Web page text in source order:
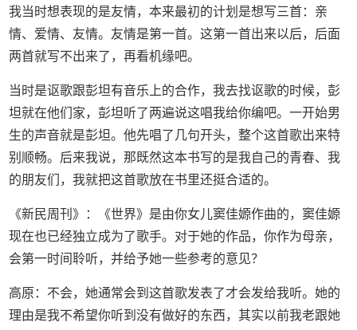
我当时想表现的是友情，本来最初的计划是想写三首：亲
情、爱情、友情。友情是第一首。这第一首出来以后，后面
两首就写不出来了，再看机缘吧。
当时是讴歌跟彭坦有音乐上的合作，我去找讴歌的时候，彭
坦就在他们家，彭坦听了两遍说这唱我给你编吧。一开始男
生的声音就是彭坦。他先唱了几句开头，整个这首歌出来特
别顺畅。后来我说，那既然这本书写的是我自己的青春、我
的朋友们，我就把这首歌放在书里还挺合适的。
《新民周刊》：《世界》是由你女儿窦佳嫄作曲的，窦佳嫄
现在也已经独立成为了歌手。对于她的作品，你作为母亲，
会第一时间聆听，并给予她一些参考的意见？
高原：不会，她通常会到这首歌发表了才会发给我听。她的
理由是我不希望你听到没有做好的东西，其实以前我老跟她